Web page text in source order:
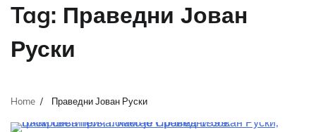
Tag: Праведни Јован
Руски
Home Праведни Јован Руски